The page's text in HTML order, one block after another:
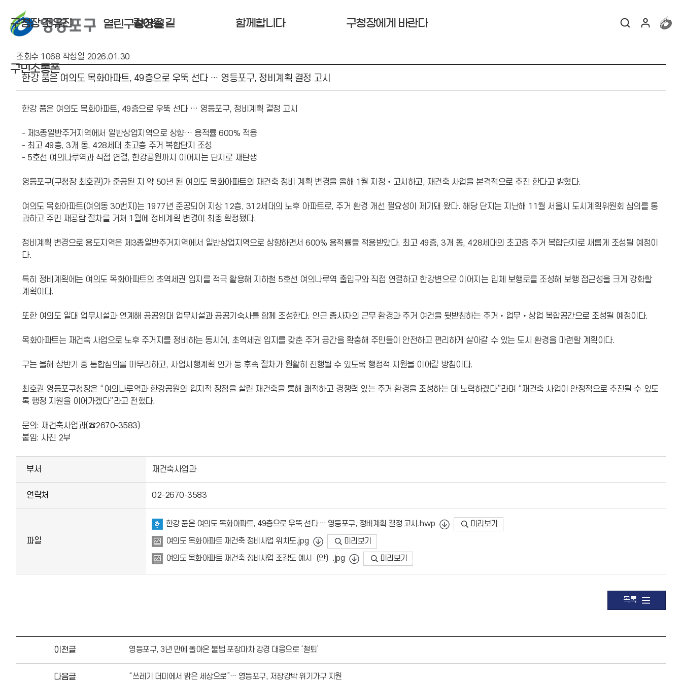
열린구청장실
구청장 조유진 걸어온 길 함께합니다 구청장에게 바란다
구민소통폰
조회수 1068 작성일 2026.01.30
보도자료 상세보기 - , 제목, 내용, 부서, 연락처, 파일, 조회수, 작성일의 정보를 제공합니다.
한강 품은 여의도 목화아파트, 49층으로 우뚝 선다 … 영등포구, 정비계획 결정 고시
한강 품은 여의도 목화아파트, 49층으로 우뚝 선다 … 영등포구, 정비계획 결정 고시
- 제3종일반주거지역에서 일반상업지역으로 상향… 용적률 600% 적용
- 최고 49층, 3개 동, 428세대 초고층 주거 복합단지 조성
- 5호선 여의나루역과 직접 연결, 한강공원까지 이어지는 단지로 재탄생
영등포구(구청장 최호권)가 준공된 지 약 50년 된 여의도 목화아파트의 재건축 정비 계획 변경을 올해 1월 지정‧고시하고, 재건축 사업을 본격적으로 추진 한다고 밝혔다.
여의도 목화아파트(여의동 30번지)는 1977년 준공되어 지상 12층, 312세대의 노후 아파트로, 주거 환경 개선 필요성이 제기돼 왔다. 해당 단지는 지난해 11월 서울시 도시계획위원회 심의를 통
과하고 주민 재공람 절차를 거쳐 1월에 정비계획 변경이 최종 확정됐다.
정비계획 변경으로 용도지역은 제3종일반주거지역에서 일반상업지역으로 상향하면서 600% 용적률을 적용받았다. 최고 49층, 3개 동, 428세대의 초고층 주거 복합단지로 새롭게 조성될 예정이
다.
특히 정비계획에는 여의도 목화아파트의 초역세권 입지를 적극 활용해 지하철 5호선 여의나루역 출입구와 직접 연결하고 한강변으로 이어지는 입체 보행로를 조성해 보행 접근성을 크게 강화할
계획이다.
또한 여의도 일대 업무시설과 연계해 공공임대 업무시설과 공공기숙사를 함께 조성한다. 인근 종사자의 근무 환경과 주거 여건을 뒷받침하는 주거‧업무‧상업 복합공간으로 조성될 예정이다.
목화아파트는 재건축 사업으로 노후 주거지를 정비하는 동시에, 초역세권 입지를 갖춘 주거 공간을 확충해 주민들이 안전하고 편리하게 살아갈 수 있는 도시 환경을 마련할 계획이다.
구는 올해 상반기 중 통합심의를 마무리하고, 사업시행계획 인가 등 후속 절차가 원활히 진행될 수 있도록 행정적 지원을 이어갈 방침이다.
최호권 영등포구청장은 “여의나루역과 한강공원의 입지적 장점을 살린 재건축을 통해 쾌적하고 경쟁력 있는 주거 환경을 조성하는 데 노력하겠다”라며 “재건축 사업이 안정적으로 추진될 수 있도
록 행정 지원을 이어가겠다”라고 전했다.
문의: 재건축사업과(☎2670-3583)
붙임: 사진 2부
부서 재건축사업과
연락처 02-2670-3583
파일
한강 품은 여의도 목화아파트, 49층으로 우뚝 선다 … 영등포구, 정비계획 결정 고시.hwp
미리보기
여의도 목화아파트 재건축 정비사업 위치도.jpg
미리보기
여의도 목화아파트 재건축 정비사업 조감도 예시（안）.jpg
미리보기
목록
이전글 영등포구, 3년 만에 돌아온 불법 포장마차 강경 대응으로 ‘철퇴’
다음글 “쓰레기 더미에서 밝은 세상으로”… 영등포구, 저장강박 위기가구 지원